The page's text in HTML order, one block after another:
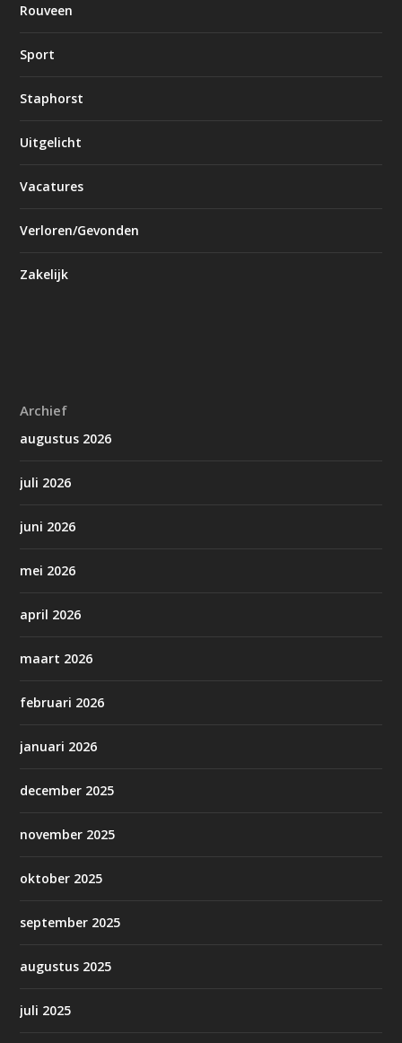
Rouveen
Sport
Staphorst
Uitgelicht
Vacatures
Verloren/Gevonden
Zakelijk
Archief
augustus 2026
juli 2026
juni 2026
mei 2026
april 2026
maart 2026
februari 2026
januari 2026
december 2025
november 2025
oktober 2025
september 2025
augustus 2025
juli 2025